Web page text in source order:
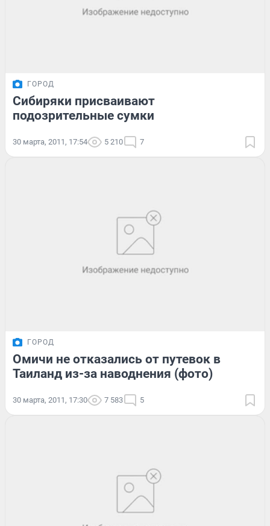
ГОРОД
Сибиряки присваивают
подозрительные сумки
30 марта, 2011, 17:54 5 210 7
ГОРОД
Омичи не отказались от путевок в
Таиланд из-за наводнения (фото)
30 марта, 2011, 17:30 7 583 5